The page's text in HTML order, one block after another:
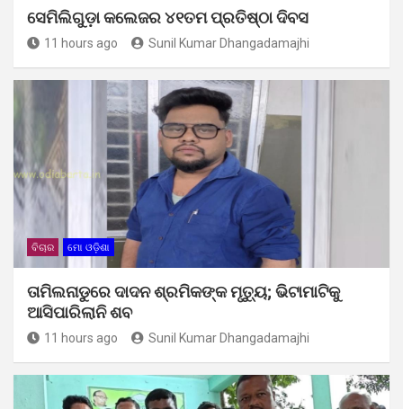
ସେମିଲିଗୁଡ଼ା କଲେଜର ୪୧ତମ ପ୍ରତିଷ୍ଠା ଦିବସ
11 hours ago Sunil Kumar Dhangadamajhi
ବିଚାର ମୋ ଓଡ଼ିଶା
ତାମିଲନାଡୁରେ ଦାଦନ ଶ୍ରମିକଙ୍କ ମୃତ୍ୟୁ; ଭିଟାମାଟିକୁ
ଆସିପାରିଲାନି ଶବ
11 hours ago Sunil Kumar Dhangadamajhi